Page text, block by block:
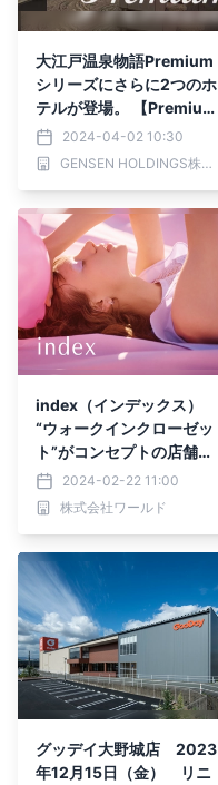
大江戸温泉物語Premium
シリーズにさらに2つのホ
テルが登場。 【Premium
ホテル壮観】（宮城県）と
【Premium 鬼怒川観光ホ
テル】（栃木県）が 2024
2024-04-02 10:30
GENSEN HOLDINGS株式会社
index（インデックス）
“ウォークインクローゼッ
ト”がコンセプトの店舗
に！2月29日（木）沖縄リ
ウボウ店 リニューアルOP
EN
2024-02-22 11:00
株式会社ワールド
グッデイ大野城店 2023
年12月15日（金） リニ